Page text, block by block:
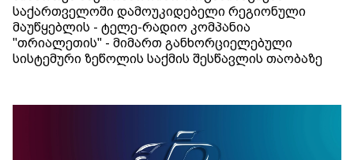
საქართველოში დამოუკიდებელი რეგიონული
მაუწყებლის - ტელე-რადიო კომპანია
"თრიალეთის" - მიმართ განხორციელებული
სისტემური ზეწოლის საქმის შესწავლის თაობაზე